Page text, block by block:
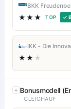
BKK
★★★ TOP ✓
IKK - Die
★★ ★
Bonusmodell
GLEICHAUF